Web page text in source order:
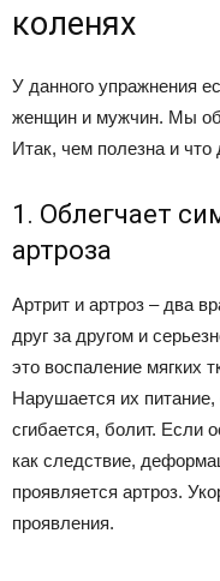
коленях
У данного упражнения
женщин и мужчин. Мы
Итак, чем полезна и что
1. Облегчает
артроза
Артрит и артроз – два
друг за другом и
это воспаление мягких
Нарушается их
сгибается, болит. Если
как следствие,
проявляется артроз.
проявления.